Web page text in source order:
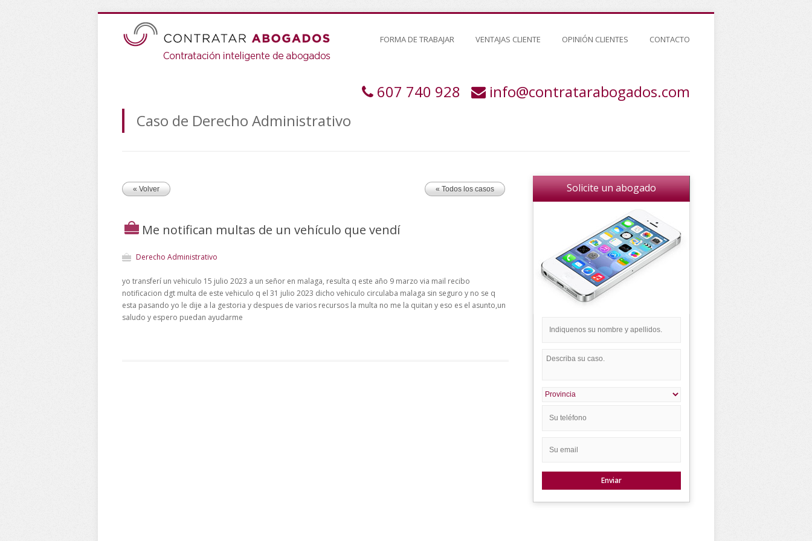
FORMA DE TRABAJAR VENTAJAS CLIENTE OPINIÓN CLIENTES CONTACTO
607 740 928
info@contratarabogados.com
Caso de Derecho Administrativo
« Volver « Todos los casos
Me notifican multas de un vehículo que vendí
Derecho Administrativo
yo transferí un vehiculo 15 julio 2023 a un señor en malaga, resulta q este año 9 marzo via mail recibo
notificacion dgt multa de este vehiculo q el 31 julio 2023 dicho vehiculo circulaba malaga sin seguro y no se q
esta pasando yo le dije a la gestoria y despues de varios recursos la multa no me la quitan y eso es el asunto,un
saludo y espero puedan ayudarme
Solicite un abogado